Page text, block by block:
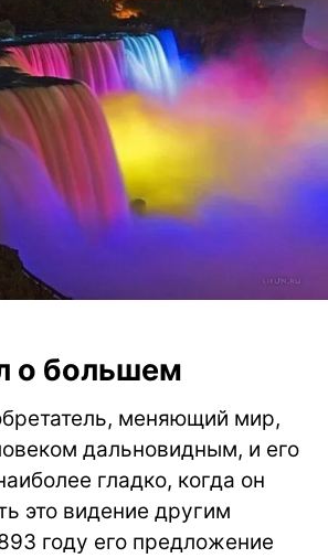
о большем
меняющий мир,
дальновидным, и его
гладко, когда он
это видение другим
году его предложение